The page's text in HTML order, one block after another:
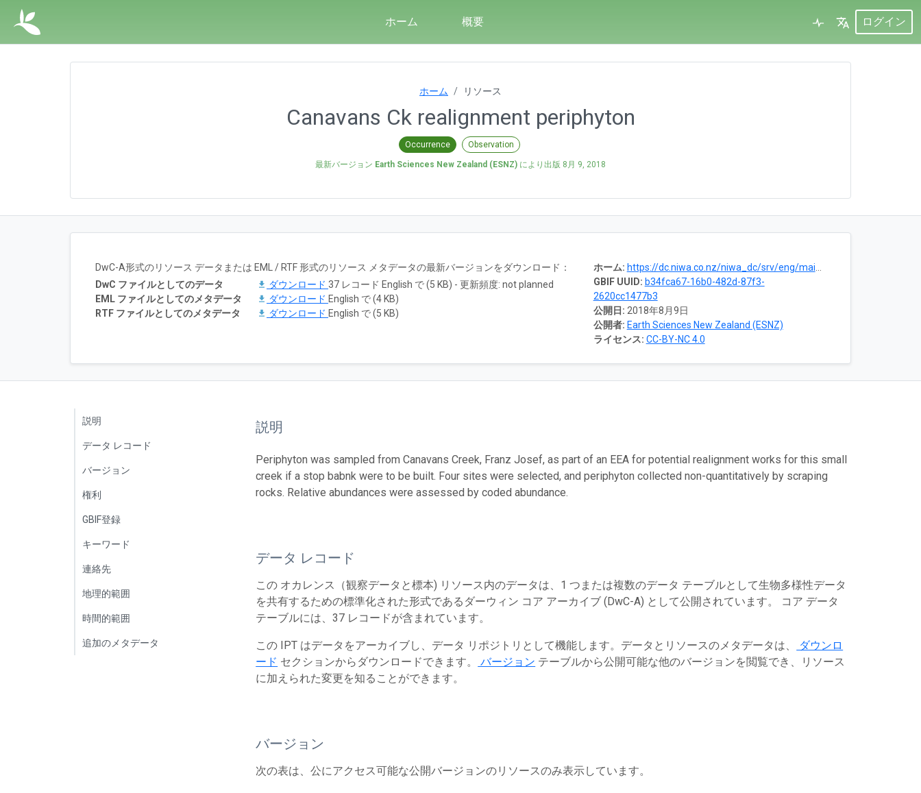
ホーム 概要 ログイン
ホーム リソース
Canavans Ck realignment periphyton
Occurrence Observation
最新バージョン Earth Sciences New Zealand (ESNZ) により出版 8月 9, 2018
ホーム: https://dc.niwa.co.nz/niwa_dc/srv/eng/main.home?uuid=68dc2a7b-765f-4e84-e0a2-e83fb3c1fb63
GBIF UUID: b34fca67-16b0-482d-87f3-
2620cc1477b3
公開日: 2018年8月9日
公開者: Earth Sciences New Zealand (ESNZ)
ライセンス: CC-BY-NC 4.0
DwC-A形式のリソース データまたは EML / RTF 形式のリソース メタデータの最新バージョンをダウンロード：
DwC ファイルとしてのデータ
ダウンロード 37 レコード English で (5 KB) - 更新頻度: not planned
EML ファイルとしてのメタデータ
ダウンロード English で (4 KB)
RTF ファイルとしてのメタデータ
ダウンロード English で (5 KB)
説明
データ レコード
バージョン
権利
GBIF登録
キーワード
連絡先
地理的範囲
時間的範囲
追加のメタデータ
説明
Periphyton was sampled from Canavans Creek, Franz Josef, as part of an EEA for potential realignment works for this small
creek if a stop babnk were to be built. Four sites were selected, and periphyton collected non-quantitatively by scraping
rocks. Relative abundances were assessed by coded abundance.
データ レコード
この オカレンス（観察データと標本) リソース内のデータは、1 つまたは複数のデータ テーブルとして生物多様性データ
を共有するための標準化された形式であるダーウィン コア アーカイブ (DwC-A) として公開されています。 コア データ
テーブルには、37 レコードが含まれています。
この IPT はデータをアーカイブし、データ リポジトリとして機能します。データとリソースのメタデータは、
ダウンロ
ード セクションからダウンロードできます。 バージョン テーブルから公開可能な他のバージョンを閲覧でき、リソース
に加えられた変更を知ることができます。
バージョン
次の表は、公にアクセス可能な公開バージョンのリソースのみ表示しています。